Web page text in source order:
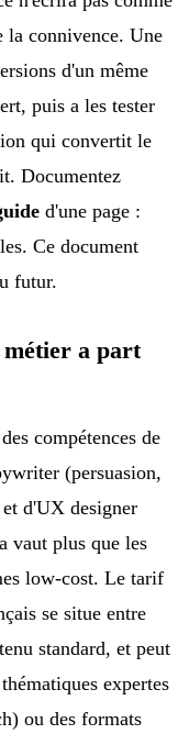
la connivence. Une
d'un même
puis a les tester
qui convertit le
Documentez
d'une page :
Ce document
futur.
métier a part
compétences de
(persuasion,
d'UX designer
vaut plus que les
low-cost. Le tarif
se situe entre
standard, et peut
expertes
ou des formats